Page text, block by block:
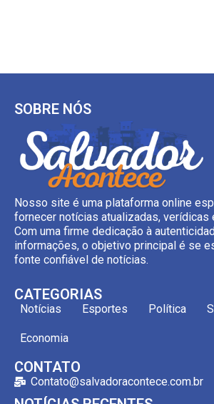
SOBRE NÓS
Nosso site é uma plataforma online
fornecer notícias atualizadas, verídicas
Com uma firme dedicação à
informações, o objetivo principal é se
fonte confiável de notícias.
CATEGORIAS
Notícias Esportes Política
Economia
CONTATO
Contato@salvadoracontece.com.br